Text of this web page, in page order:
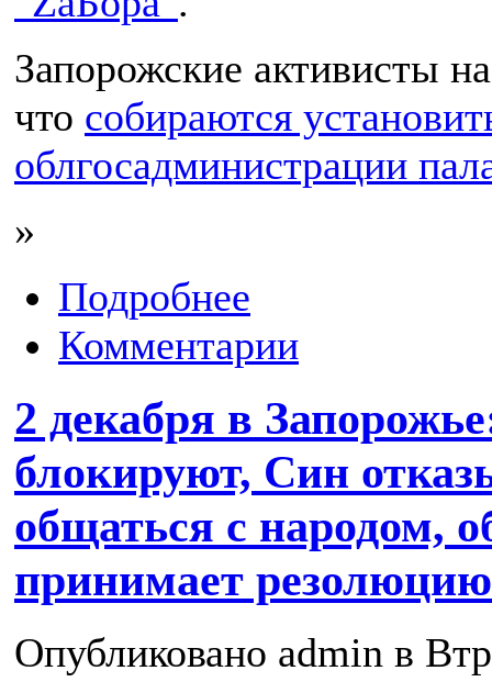
Запорожские активисты
что собираются
облгосадминистрации
»
Подробнее
Комментарии
2 декабря в
блокируют, Син
общаться с народом,
принимает резолюцию
Опубликовано admin в